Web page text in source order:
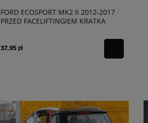
FORD ECOSPORT MK2 II 2012-2017
PRZED FACELIFTINGIEM KRATKA
37,95 zł